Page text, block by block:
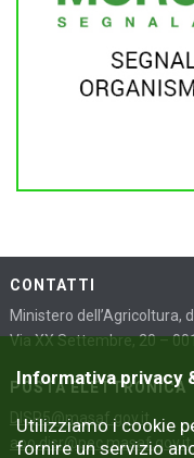
CONTATTI
Ministero dell’Agricoltura,
Via XX Settembre, 20 –
POSTA ELETTRONICA
DISR5@masaf.gov.it
aoo.disr@pec.masaf.gov.it
Informativa privacy
Utilizziamo i cookie
fornire un servizio